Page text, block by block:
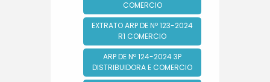
COMERCIO
EXTRATO ARP DE Nº 123-2024
R1 COMERCIO
ARP DE Nº 124-2024 3P
DISTRIBUIDORA E COMERCIO